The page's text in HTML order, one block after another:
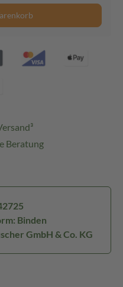
Beratung
Binden
GmbH & Co. KG